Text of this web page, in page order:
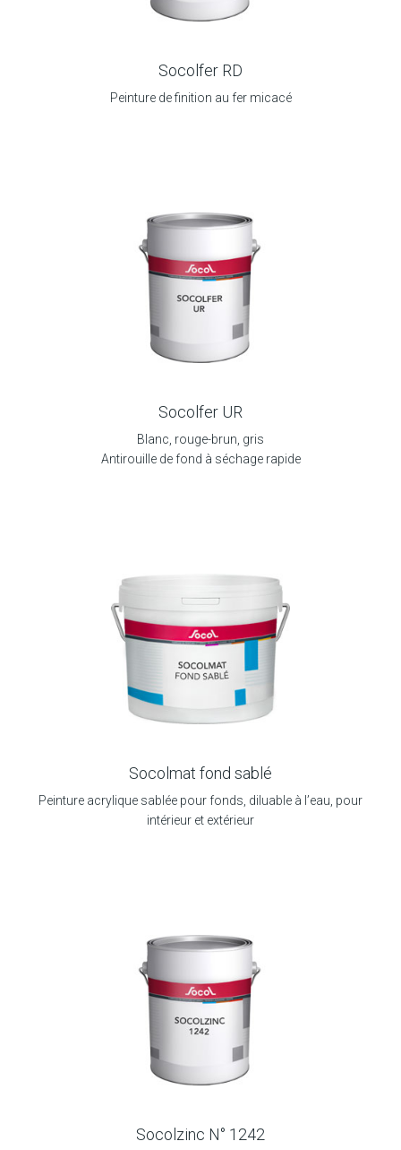
Socolfer RD
Peinture de finition au fer micacé
Socolfer UR
Blanc, rouge-brun, gris
Antirouille de fond à séchage rapide
Socolmat fond sablé
Peinture acrylique sablée pour fonds, diluable à l’eau, pour
intérieur et extérieur
Socolzinc N° 1242